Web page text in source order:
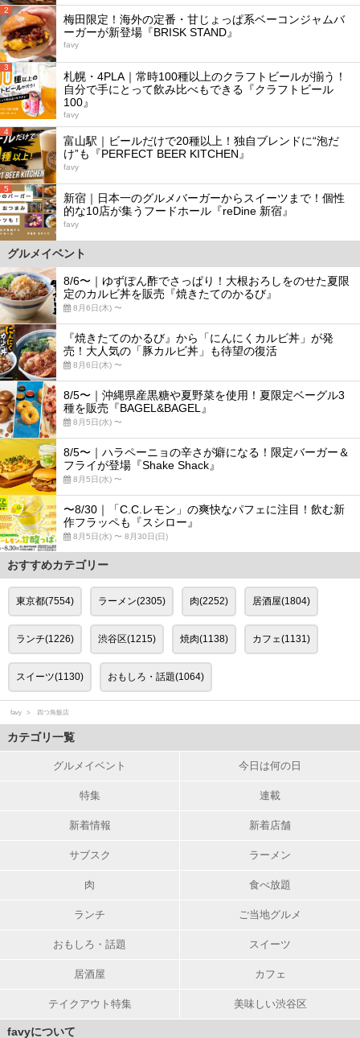
2
梅田限定！海外の定番・甘じょっぱ系ベーコンジャムバ
ーガーが新登場『BRISK STAND』
favy
3
札幌・4PLA｜常時100種以上のクラフトビールが揃う！
自分で手にとって飲み比べもできる『クラフトビール
100』
favy
4
富山駅｜ビールだけで20種以上！独自ブレンドに“泡だ
け”も『PERFECT BEER KITCHEN』
favy
5
新宿｜日本一のグルメバーガーからスイーツまで！個性
的な10店が集うフードホール『reDine 新宿』
favy
グルメイベント
8/6〜｜ゆずぽん酢でさっぱり！大根おろしをのせた夏限
定のカルビ丼を販売『焼きたてのかるび』
8月6日(木) 〜
『焼きたてのかるび』から「にんにくカルビ丼」が発
売！大人気の「豚カルビ丼」も待望の復活
8月6日(木) 〜
8/5〜｜沖縄県産黒糖や夏野菜を使用！夏限定ベーグル3
種を販売『BAGEL&BAGEL』
8月5日(水) 〜
8/5〜｜ハラペーニョの辛さが癖になる！限定バーガー＆
フライが登場『Shake Shack』
8月5日(水) 〜
〜8/30｜「C.C.レモン」の爽快なパフェに注目！飲む新
作フラッペも『スシロー』
8月5日(水) 〜 8月30日(日)
おすすめカテゴリー
東京都(7554) ラーメン(2305) 肉(2252) 居酒屋(1804)
ランチ(1226) 渋谷区(1215) 焼肉(1138) カフェ(1131)
スイーツ(1130) おもしろ・話題(1064)
favy 四つ角飯店
カテゴリ一覧
グルメイベント 今日は何の日
特集 連載
新着情報 新着店舗
サブスク ラーメン
肉 食べ放題
ランチ ご当地グルメ
おもしろ・話題 スイーツ
居酒屋 カフェ
テイクアウト特集 美味しい渋谷区
favyについて